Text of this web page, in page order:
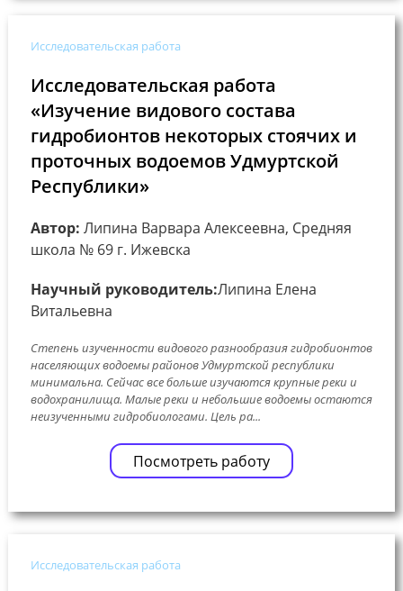
Исследовательская работа
Исследовательская работа
«Изучение видового состава
гидробионтов некоторых стоячих и
проточных водоемов Удмуртской
Республики»
Автор: Липина Варвара Алексеевна, Средняя
школа № 69 г. Ижевска
Научный руководитель:Липина Елена
Витальевна
Степень изученности видового разнообразия гидробионтов
населяющих водоемы районов Удмуртской республики
минимальна. Сейчас все больше изучаются крупные реки и
водохранилища. Малые реки и небольшие водоемы остаются
неизученными гидробиологами. Цель ра...
Посмотреть работу
Исследовательская работа